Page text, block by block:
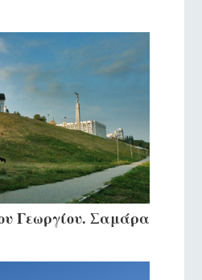
Γεωργίου. Σαμάρα